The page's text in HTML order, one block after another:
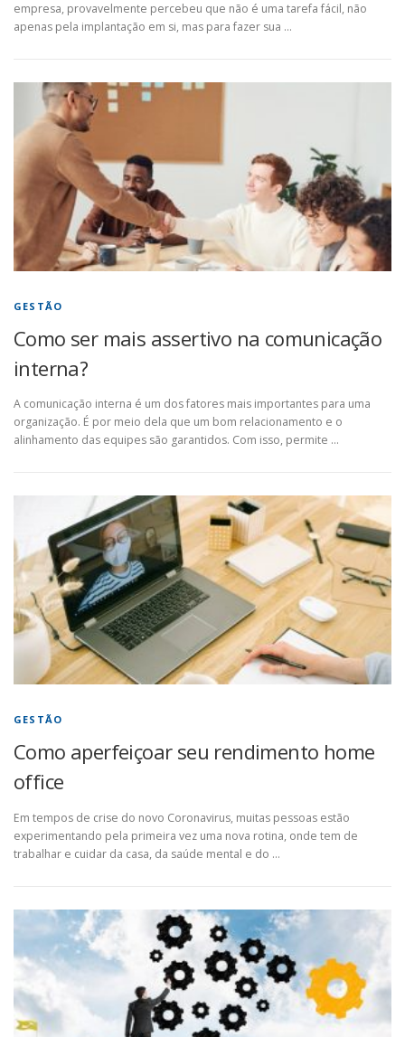
empresa, provavelmente percebeu que não é uma tarefa fácil, não
apenas pela implantação em si, mas para fazer sua …
GESTÃO
Como ser mais assertivo na comunicação
interna?
A comunicação interna é um dos fatores mais importantes para uma
organização. É por meio dela que um bom relacionamento e o
alinhamento das equipes são garantidos. Com isso, permite …
GESTÃO
Como aperfeiçoar seu rendimento home
office
Em tempos de crise do novo Coronavirus, muitas pessoas estão
experimentando pela primeira vez uma nova rotina, onde tem de
trabalhar e cuidar da casa, da saúde mental e do …